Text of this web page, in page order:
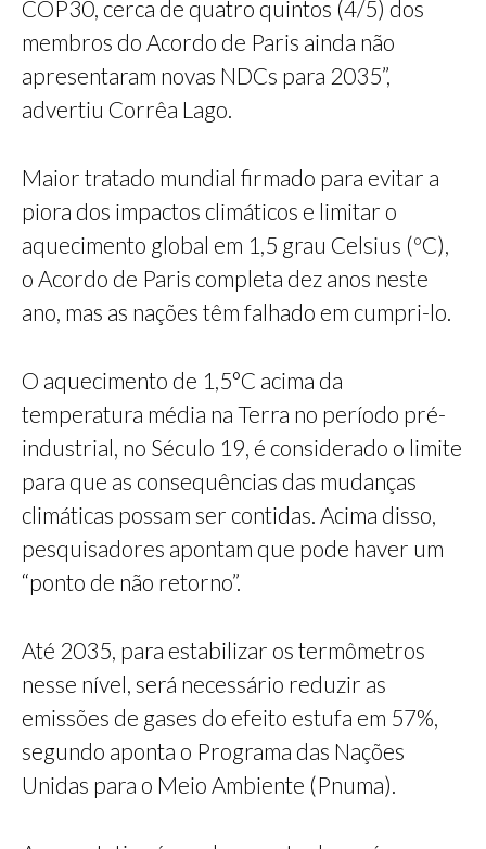
COP30, cerca de quatro quintos (4/5) dos
membros do Acordo de Paris ainda não
apresentaram novas NDCs para 2035”,
advertiu Corrêa Lago.
Maior tratado mundial firmado para evitar a
piora dos impactos climáticos e limitar o
aquecimento global em 1,5 grau Celsius (ºC),
o Acordo de Paris completa dez anos neste
ano, mas as nações têm falhado em cumpri-lo.
O aquecimento de 1,5°C acima da
temperatura média na Terra no período pré-
industrial, no Século 19, é considerado o limite
para que as consequências das mudanças
climáticas possam ser contidas. Acima disso,
pesquisadores apontam que pode haver um
“ponto de não retorno”.
Até 2035, para estabilizar os termômetros
nesse nível, será necessário reduzir as
emissões de gases do efeito estufa em 57%,
segundo aponta o Programa das Nações
Unidas para o Meio Ambiente (Pnuma).